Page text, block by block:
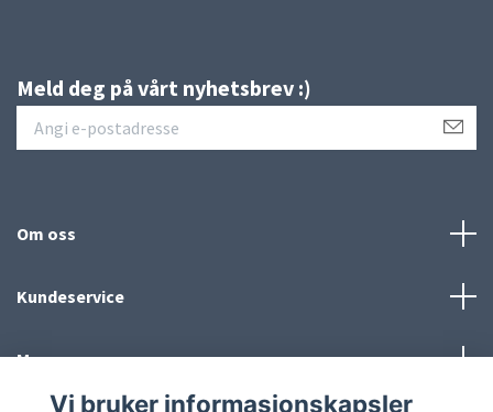
Meld deg på vårt nyhetsbrev :)
Om oss
Kundeservice
Meny
Vi bruker informasjonskapsler